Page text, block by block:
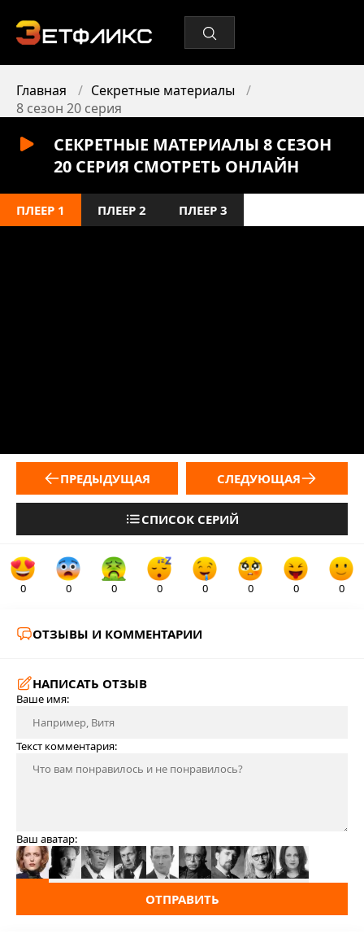
Главная
Секретные материалы
8 сезон 20 серия
СЕКРЕТНЫЕ МАТЕРИАЛЫ 8 СЕЗОН
20 СЕРИЯ СМОТРЕТЬ ОНЛАЙН
ПЛЕЕР 1 ПЛЕЕР 2 ПЛЕЕР 3
ПРЕДЫДУЩАЯ
СПИСОК СЕРИЙ
СЛЕДУЮЩАЯ
0 0 0 0 0 0 0 0
ОТЗЫВЫ И КОММЕНТАРИИ
НАПИСАТЬ ОТЗЫВ
Ваше имя:
Текст комментария:
Ваш аватар:
ОТПРАВИТЬ